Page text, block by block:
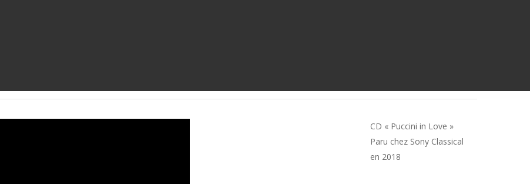
CD « Puccini in Love »
Paru chez Sony Classical
en 2018